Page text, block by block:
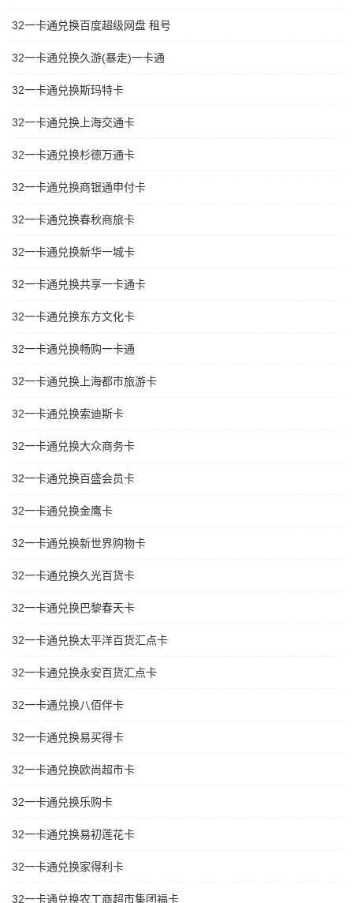
32一卡通兑换百度超级网盘 租号
32一卡通兑换久游(暴走)一卡通
32一卡通兑换斯玛特卡
32一卡通兑换上海交通卡
32一卡通兑换杉德万通卡
32一卡通兑换商银通申付卡
32一卡通兑换春秋商旅卡
32一卡通兑换新华一城卡
32一卡通兑换共享一卡通卡
32一卡通兑换东方文化卡
32一卡通兑换畅购一卡通
32一卡通兑换上海都市旅游卡
32一卡通兑换索迪斯卡
32一卡通兑换大众商务卡
32一卡通兑换百盛会员卡
32一卡通兑换金鹰卡
32一卡通兑换新世界购物卡
32一卡通兑换久光百货卡
32一卡通兑换巴黎春天卡
32一卡通兑换太平洋百货汇点卡
32一卡通兑换永安百货汇点卡
32一卡通兑换八佰伴卡
32一卡通兑换易买得卡
32一卡通兑换欧尚超市卡
32一卡通兑换乐购卡
32一卡通兑换易初莲花卡
32一卡通兑换家得利卡
32一卡通兑换农工商超市集团福卡